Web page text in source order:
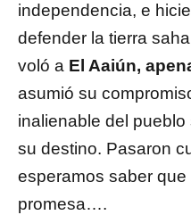
independencia, e
defender la tierra
voló a El Aaiún,
asumió su
inalienable del
su destino. Pasaron
esperamos saber
promesa….